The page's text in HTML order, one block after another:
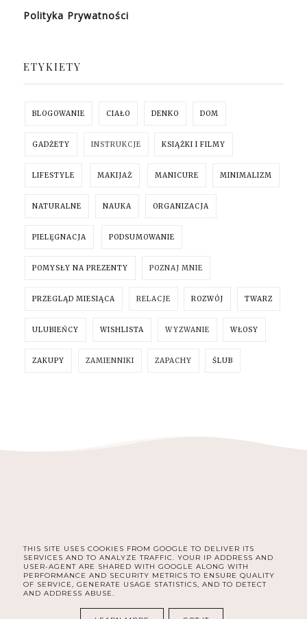
Polityka Prywatności
ETYKIETY
BLOGOWANIE CIAŁO DENKO DOM
GADŻETY INSTRUKCJE KSIĄŻKI I FILMY
LIFESTYLE MAKIJAŻ MANICURE MINIMALIZM
NATURALNE NAUKA ORGANIZACJA
PIELĘGNACJA PODSUMOWANIE
POMYSŁY NA PREZENTY POZNAJ MNIE
PRZEGLĄD MIESIĄCA RELACJE ROZWÓJ TWARZ
ULUBIEŃCY WISHLISTA WYZWANIE WŁOSY
ZAKUPY ZAMIENNIKI ZAPACHY ŚLUB
FACEBOOK INSTAGRAM
KOBIET | SELF CARE, ORGANIZACJA, ROZWÓJ I LIFESTYLE
THIS SITE USES COOKIES FROM GOOGLE TO DELIVER ITS
SERVICES AND TO ANALYZE TRAFFIC. YOUR IP ADDRESS AND
USER-AGENT ARE SHARED WITH GOOGLE ALONG WITH
PERFORMANCE AND SECURITY METRICS TO ENSURE QUALITY
OF SERVICE, GENERATE USAGE STATISTICS, AND TO DETECT
AND ADDRESS ABUSE.